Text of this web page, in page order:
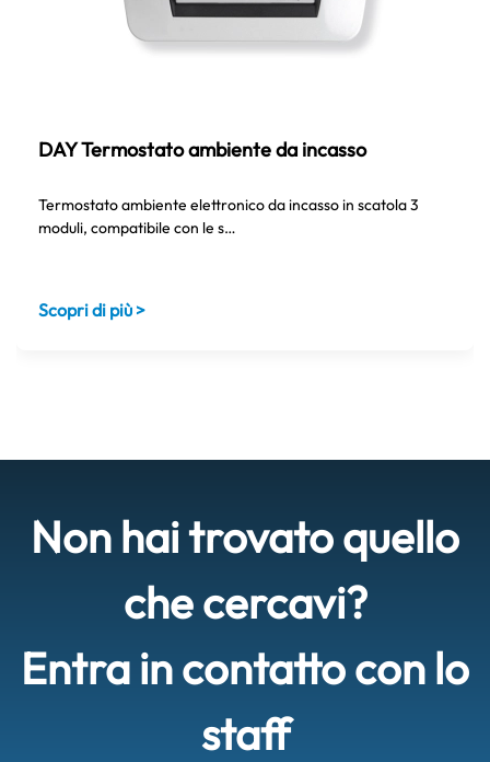
DAY Termostato ambiente da incasso
Termostato ambiente elettronico da incasso in scatola 3
moduli, compatibile con le s…
Scopri di più >
Non hai trovato quello
che cercavi?
Entra in contatto con lo
staff